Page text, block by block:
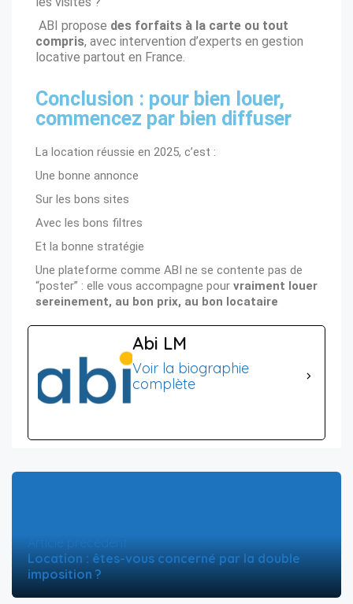
ABI propose des forfaits à la carte ou tout
compris, avec intervention d’experts en gestion
locative partout en France.
Conclusion : pour bien louer,
commencez par bien diffuser
La location réussie en 2025, c’est :
Une bonne annonce
Sur les bons sites
Avec les bons filtres
Et la bonne stratégie
Une plateforme comme ABI ne se contente pas de
“poster” : elle vous accompagne pour vraiment louer
sereinement, au bon prix, au bon locataire
Abi LM
Voir la biographie
complète
Article précédent
Location : êtes-vous concerné par la double
imposition ?